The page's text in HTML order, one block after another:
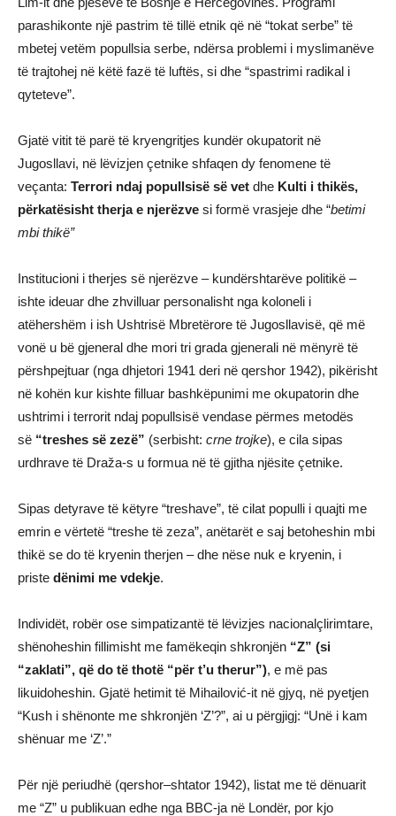
parashikonte një pastrim të tillë etnik që në “tokat serbe” të
mbetej vetëm popullsia serbe, ndërsa problemi i myslimanëve
të trajtohej në këtë fazë të luftës, si dhe “spastrimi radikal i
qyteteve”.
Gjatë vitit të parë të kryengritjes kundër okupatorit në
Jugosllavi, në lëvizjen çetnike shfaqen dy fenomene të
veçanta: Terrori ndaj popullsisë së vet dhe Kulti i thikës,
përkatësisht therja e njerëzve si formë vrasjeje dhe “betimi
mbi thikë”
Institucioni i therjes së njerëzve – kundërshtarëve politikë –
ishte ideuar dhe zhvilluar personalisht nga koloneli i
atëhershëm i ish Ushtrisë Mbretërore të Jugosllavisë, që më
vonë u bë gjeneral dhe mori tri grada gjenerali në mënyrë të
përshpejtuar (nga dhjetori 1941 deri në qershor 1942), pikërisht
në kohën kur kishte filluar bashkëpunimi me okupatorin dhe
ushtrimi i terrorit ndaj popullsisë vendase përmes metodës
së “treshes së zezë” (serbisht: crne trojke), e cila sipas
urdhrave të Draža-s u formua në të gjitha njësite çetnike.
Sipas detyrave të këtyre “treshave”, të cilat populli i quajti me
emrin e vërtetë “treshe të zeza”, anëtarët e saj betoheshin mbi
thikë se do të kryenin therjen – dhe nëse nuk e kryenin, i
priste dënimi me vdekje.
Individët, robër ose simpatizantë të lëvizjes nacionalçlirimtare,
shënoheshin fillimisht me famëkeqin shkronjën “Z” (si
“zaklati”, që do të thotë “për t’u therur”), e më pas
likuidoheshin. Gjatë hetimit të Mihailović-it në gjyq, në pyetjen
“Kush i shënonte me shkronjën ‘Z’?”, ai u përgjigj: “Unë i kam
shënuar me ‘Z’.”
Për një periudhë (qershor–shtator 1942), listat me të dënuarit
me “Z” u publikuan edhe nga BBC-ja në Londër, por kjo